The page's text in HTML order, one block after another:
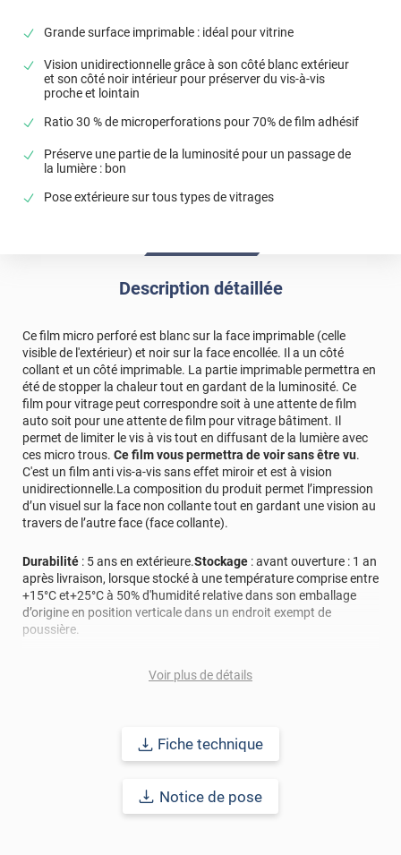
Grande surface imprimable : idéal pour vitrine
Vision unidirectionnelle grâce à son côté blanc extérieur
et son côté noir intérieur pour préserver du vis-à-vis
proche et lointain
Ratio 30 % de microperforations pour 70% de film adhésif
Préserve une partie de la luminosité pour un passage de
la lumière : bon
Pose extérieure sur tous types de vitrages
*****
Il y a 1542 jours
le matériau du film est un peu souple, ce qui le rend facile
à découper et à poser. Le résultat (de jour) est bluffant :
on voit très bien de l'intérieur (noir), et très peu de
être posé côté extérieur fenêtre.
*****
Il y a 1765 jours
température.j ai mis au final mon camion au soleil.l
esthétique.mon camion est blanc.le film est blanc
Impeccable il rempli bien son rôle
*****
Il y a 1893 jours
Très bon produit... Il ne faut pas être presser de le
recevoir.....
*****
Il y a 1895 jours
parfait pas de souci trés bon produit
*****
Il y a 1913 jours
Très utile pour le marouflage
produit conforme à ce que j'ai commandé, découpé aux
bonnes dimensions, RAS!
*****
Il y a 1947 jours
*****
Il y a 2182 jours
*****
Il y a 2218 jours
Description détaillée
Ce film micro perforé est blanc sur la face imprimable (celle
visible de l'extérieur) et noir sur la face encollée. Il a un côté
collant et un côté imprimable. La partie imprimable permettra en
été de stopper la chaleur tout en gardant de la luminosité. Ce
film pour vitrage peut correspondre soit à une attente de film
auto soit pour une attente de film pour vitrage bâtiment. Il
permet de limiter le vis à vis tout en diffusant de la lumière avec
ces micro trous. Ce film vous permettra de voir sans être vu.
C'est un film anti vis-a-vis sans effet miroir et est à vision
unidirectionnelle.La composition du produit permet l’impression
d’un visuel sur la face non collante tout en gardant une vision au
travers de l’autre face (face collante).
Durabilité : 5 ans en extérieure.Stockage : avant ouverture : 1 an
après livraison, lorsque stocké à une température comprise entre
+15°C et+25°C à 50% d'humidité relative dans son emballage
d’origine en position verticale dans un endroit exempt de
poussière.
Ce film adhésif micro-perforé fonctionne grâce à un équilibre de
luminosité. La nuit, l'effet anti vis-à-vis ne fonctionnera pas.
secours des véhicules de transport en commun des personnes
(annexe 5 du règlement R43 de Genève ou la directive
92/22/CEE). Il est conseillé au client de contacter les autorités
selon le règlement routier en vigueur.
Voir plus de détails
Fiche technique
Notice de pose